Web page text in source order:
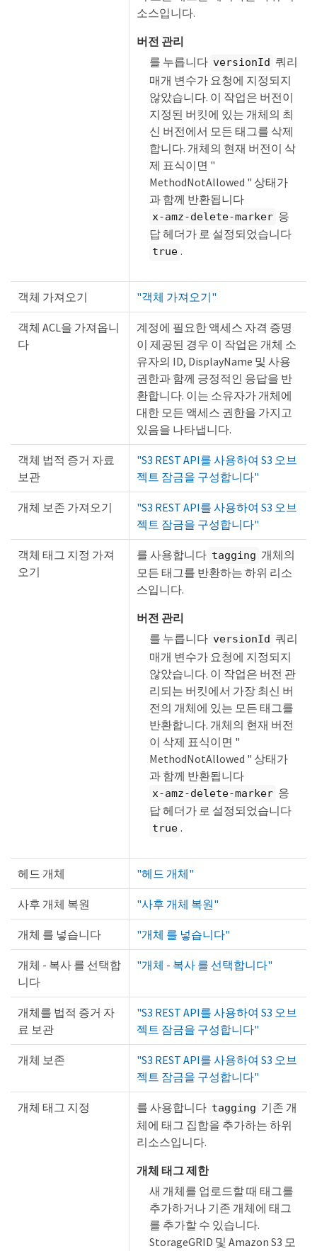
소스입니다.
버전 관리
를 누릅니다 versionId 쿼리
매개 변수가 요청에 지정되지
않았습니다. 이 작업은 버전이
지정된 버킷에 있는 개체의 최
신 버전에서 모든 태그를 삭제
합니다. 개체의 현재 버전이 삭
제 표식이면 "
MethodNotAllowed " 상태가
과 함께 반환됩니다
x-amz-delete-marker 응
답 헤더가 로 설정되었습니다
true .
객체 가져오기 "객체 가져오기"
객체 ACL을 가져옵니
다
계정에 필요한 액세스 자격 증명
이 제공된 경우 이 작업은 개체 소
유자의 ID, DisplayName 및 사용
권한과 함께 긍정적인 응답을 반
환합니다. 이는 소유자가 개체에
대한 모든 액세스 권한을 가지고
있음을 나타냅니다.
객체 법적 증거 자료
보관
"S3 REST API를 사용하여 S3 오브
젝트 잠금을 구성합니다"
개체 보존 가져오기
"S3 REST API를 사용하여 S3 오브
젝트 잠금을 구성합니다"
객체 태그 지정 가져
오기
를 사용합니다 tagging 개체의
모든 태그를 반환하는 하위 리소
스입니다.
버전 관리
를 누릅니다 versionId 쿼리
매개 변수가 요청에 지정되지
않았습니다. 이 작업은 버전 관
리되는 버킷에서 가장 최신 버
전의 개체에 있는 모든 태그를
반환합니다. 개체의 현재 버전
이 삭제 표식이면 "
MethodNotAllowed " 상태가
과 함께 반환됩니다
x-amz-delete-marker 응
답 헤더가 로 설정되었습니다
true .
헤드 개체 "헤드 개체"
사후 개체 복원 "사후 개체 복원"
개체 를 넣습니다 "개체 를 넣습니다"
개체 - 복사 를 선택합
니다
"개체 - 복사 를 선택합니다"
개체를 법적 증거 자
료 보관
"S3 REST API를 사용하여 S3 오브
젝트 잠금을 구성합니다"
개체 보존
"S3 REST API를 사용하여 S3 오브
젝트 잠금을 구성합니다"
개체 태그 지정 를 사용합니다 tagging 기존 개
체에 태그 집합을 추가하는 하위
리소스입니다.
개체 태그 제한
새 개체를 업로드할 때 태그를
추가하거나 기존 개체에 태그
를 추가할 수 있습니다.
StorageGRID 및 Amazon S3 모